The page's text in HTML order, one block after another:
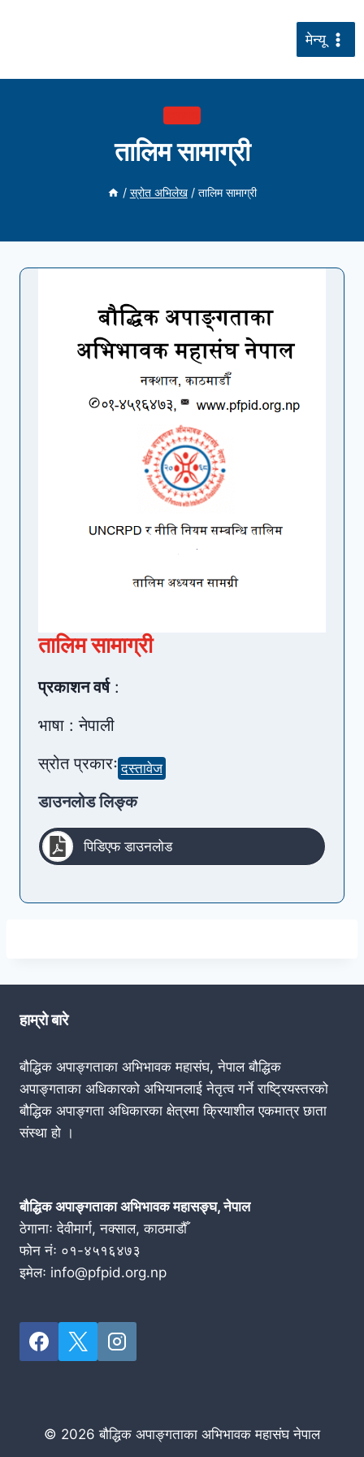
मेन्यू
तालिम सामाग्री
/ स्रोत अभिलेख / तालिम सामाग्री
तालिम सामाग्री
प्रकाशन वर्ष:
भाषा : नेपाली
स्रोत प्रकारः दस्तावेज
डाउनलोड लिङ्क
पिडिएफ डाउनलोड
हाम्रो बारे
बौद्धिक अपाङ्गताका अभिभावक महासंघ, नेपाल बौद्धिक
अपाङ्गताका अधिकारको अभियानलाई नेतृत्व गर्ने राष्ट्रियस्तरको
बौद्धिक अपाङ्गता अधिकारका क्षेत्रमा क्रियाशील एकमात्र छाता
संस्था हो ।
बौद्धिक अपाङ्गताका अभिभावक महासङ्घ, नेपाल
ठेगानाः देवीमार्ग, नक्साल, काठमाडौँ
फोन नंः ०१-४५१६४७३
इमेलः info@pfpid.org.np
© 2026 बौद्धिक अपाङ्गताका अभिभावक महासंघ नेपाल